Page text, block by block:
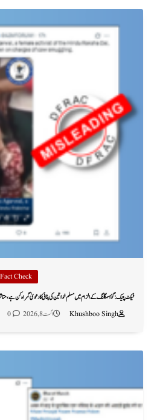
Fact Check
فیکٹ چیک: گؤ اسمگلنگ کے الزام میں مسلم خواتین کی پٹائی کا دعویٰ گمراہ کن ہے،
Khushboo Singh
اگست 8, 2026 0